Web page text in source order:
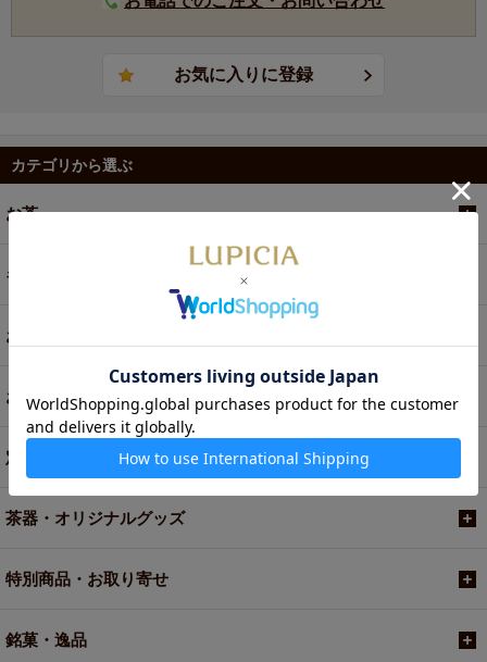
カテゴリから選ぶ
お茶
ギフト
お菓子・食品・飲料
お買い得商品
定期便
茶器・オリジナルグッズ
特別商品・お取り寄せ
銘菓・逸品